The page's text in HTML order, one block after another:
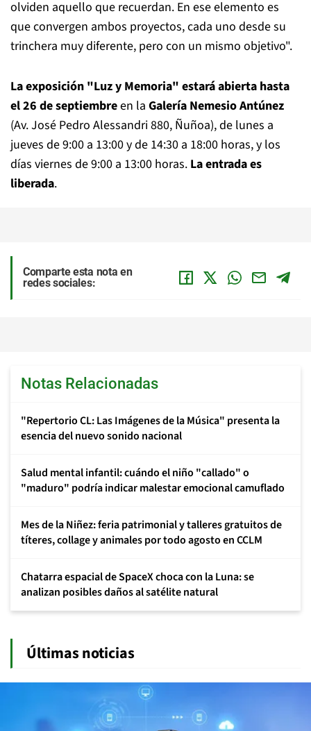
olviden aquello que recuerdan. En ese elemento es
que convergen ambos proyectos, cada uno desde su
trinchera muy diferente, pero con un mismo objetivo".
La exposición "Luz y Memoria" estará abierta hasta
el 26 de septiembreen la Galería Nemesio Antúnez
(Av. José Pedro Alessandri 880, Ñuñoa), de lunes a
jueves de 9:00 a 13:00 y de 14:30 a 18:00 horas, y los
días viernes de 9:00 a 13:00 horas. Laentrada es
liberada.
Comparte esta nota en
redes sociales:
Notas Relacionadas
"Repertorio CL: Las Imágenes de la Música" presenta la
esencia del nuevo sonido nacional
Salud mental infantil: cuándo el niño "callado" o
"maduro" podría indicar malestar emocional camuflado
Mes de la Niñez: feria patrimonial y talleres gratuitos de
títeres, collage y animales por todo agosto en CCLM
Chatarra espacial de SpaceX choca con la Luna: se
analizan posibles daños al satélite natural
Últimas noticias